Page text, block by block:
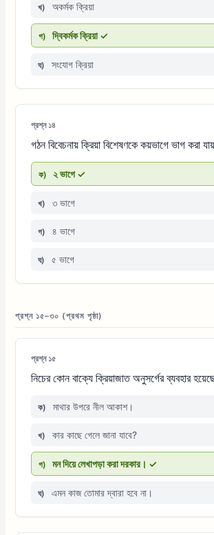
খ) অকর্মক ক্রিয়া
গ) দ্বিকর্মক ক্রিয়া ✓
ঘ) সংযোগ ক্রিয়া
প্রশ্ন ১৪
গঠন বিবেচনায় ক্রিয়া বিশেষণকে কয়ভাগে ভাগ করা
ক) ২ ভাগে ✓
খ) ৩ ভাগে
গ) ৪ ভাগে
ঘ) ৫ ভাগে
প্রশ্ন ১৫–৩০ (প্রথম পৃষ্ঠা)
প্রশ্ন ১৫
নিচের কোন বাক্যে ক্রিয়াজাত অনুসর্গের ব্যবহার
ক) মাথার উপরে নীল আকাশ।
খ) কার কাছে গেলে জানা যাবে?
গ) মন দিয়ে লেখাপড়া করা দরকার। ✓
ঘ) এমন কাজ তোমার দ্বারা হবে না।